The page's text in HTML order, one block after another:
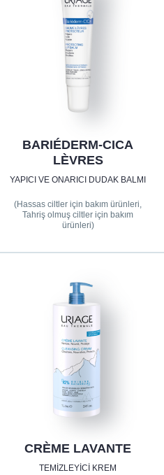
BARIÉDERM-CICA
LÈVRES
YAPICI VE ONARICI DUDAK BALMI
(Hassas ciltler için bakım ürünleri,
Tahriş olmuş ciltler için bakım
ürünleri)
CRÈME LAVANTE
TEMIZLEYICI KREM